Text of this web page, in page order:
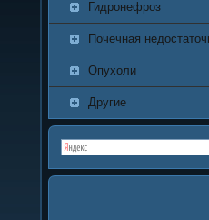
Гидронефроз
Почечная
Опухоли
Другие